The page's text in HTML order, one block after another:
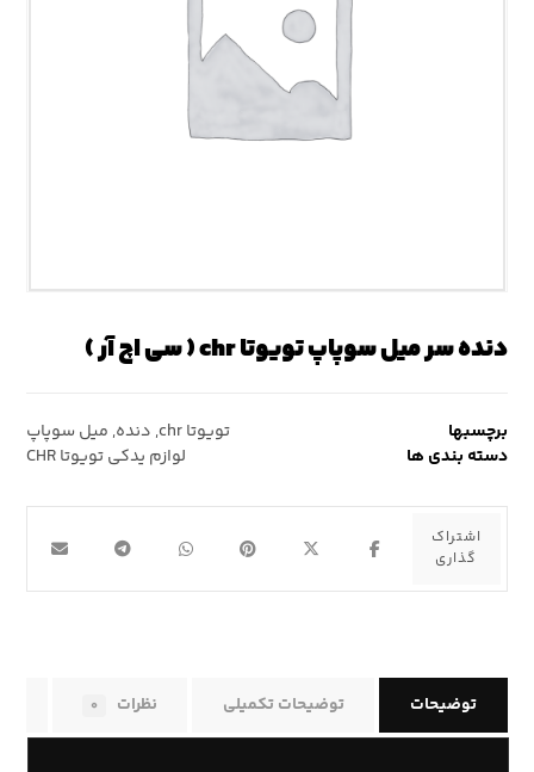
دنده سر میل سوپاپ تویوتا chr ( سی اچ آر )
برچسبها تویوتا chr , دنده, میل سوپاپ
دسته بندی ها
لوازم یدکی تویوتا CHR
توضیحات توضیحات تکمیلی نظرات ۰